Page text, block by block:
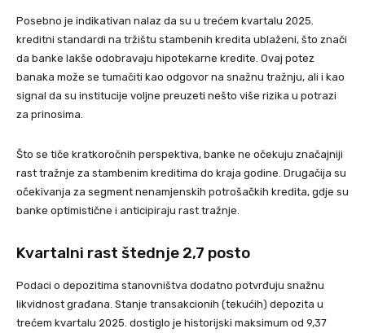
Posebno je indikativan nalaz da su u trećem kvartalu 2025.
kreditni standardi na tržištu stambenih kredita ublaženi, što znači
da banke lakše odobravaju hipotekarne kredite. Ovaj potez
banaka može se tumačiti kao odgovor na snažnu tražnju, ali i kao
signal da su institucije voljne preuzeti nešto više rizika u potrazi
za prinosima.
Što se tiče kratkoročnih perspektiva, banke ne očekuju značajniji
rast tražnje za stambenim kreditima do kraja godine. Drugačija su
očekivanja za segment nenamjenskih potrošačkih kredita, gdje su
banke optimistične i anticipiraju rast tražnje.
Kvartalni rast štednje 2,7 posto
Podaci o depozitima stanovništva dodatno potvrđuju snažnu
likvidnost građana. Stanje transakcionih (tekućih) depozita u
trećem kvartalu 2025. dostiglo je historijski maksimum od 9,37